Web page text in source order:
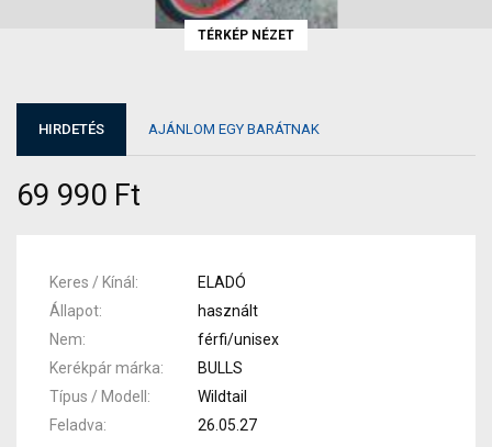
TÉRKÉP NÉZET
HIRDETÉS AJÁNLOM EGY BARÁTNAK
69 990 Ft
Keres / Kínál
ELADÓ
Állapot
használt
Nem
férfi/unisex
Kerékpár márka
BULLS
Típus / Modell
Wildtail
Feladva
26.05.27